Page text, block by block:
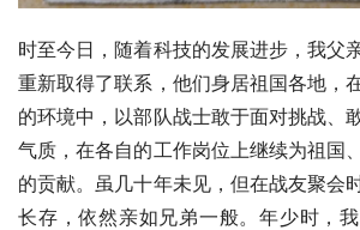
时至今日，随着科技的发展进步，我父
重新取得了联系，他们身居祖国各地，
的环境中，以部队战士敢于面对挑战、
气质，在各自的工作岗位上继续为祖国
的贡献。虽几十年未见，但在战友聚会
长存，依然亲如兄弟一般。年少时，